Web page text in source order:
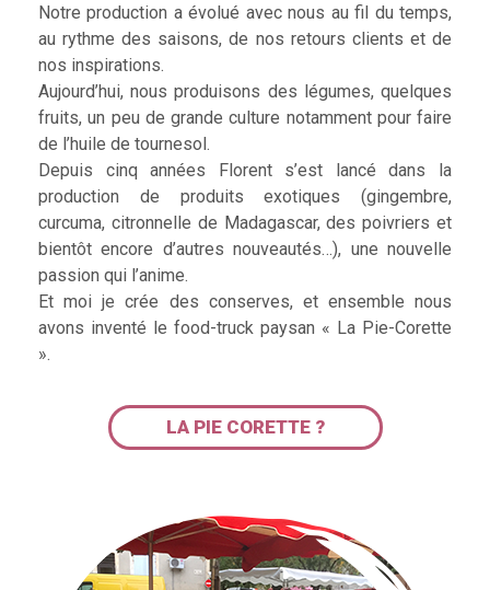
Notre production a évolué avec nous au fil du temps,
au rythme des saisons, de nos retours clients et de
nos inspirations.
Aujourd’hui, nous produisons des légumes, quelques
fruits, un peu de grande culture notamment pour faire
de l’huile de tournesol.
Depuis cinq années Florent s’est lancé dans la
production de produits exotiques (gingembre,
curcuma, citronnelle de Madagascar, des poivriers et
bientôt encore d’autres nouveautés…), une nouvelle
passion qui l’anime.
Et moi je crée des conserves, et ensemble nous
avons inventé le food-truck paysan « La Pie-Corette
».
LA PIE CORETTE ?